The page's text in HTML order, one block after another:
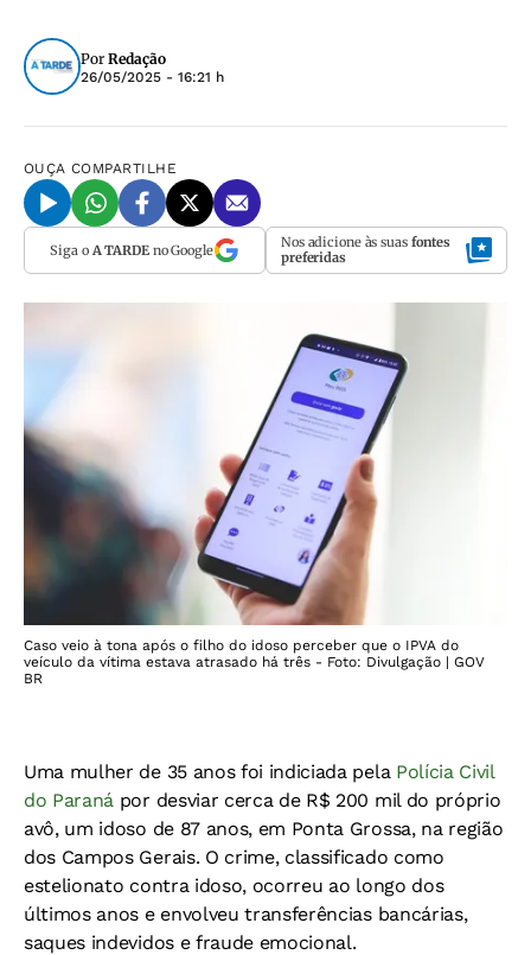
Por Redação
26/05/2025 - 16:21 h
OUÇA COMPARTILHE
Siga o A TARDEno Google Nos adicione às suas fontes
preferidas
Caso veio à tona após o filho do idoso perceber que o IPVA do
veículo da vítima estava atrasado há três - Foto: Divulgação | GOV
BR
Uma mulher de 35 anos foi indiciada pela Polícia Civil
do Paraná por desviar cerca de R$ 200 mil do próprio
avô, um idoso de 87 anos, em Ponta Grossa, na região
dos Campos Gerais. O crime, classificado como
estelionato contra idoso, ocorreu ao longo dos
últimos anos e envolveu transferências bancárias,
saques indevidos e fraude emocional.